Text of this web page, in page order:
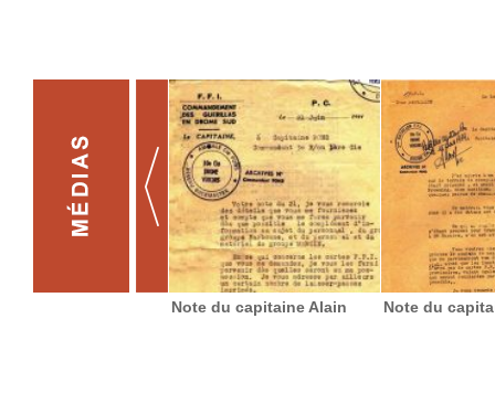
Note du capitaine Alain Note du